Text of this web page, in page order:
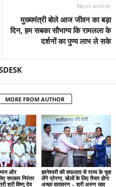
Next article
मुख्यमंत्री बोले आज जीवन का बड़ा
दिन, हम सबका सौभाग्य कि रामलला के
दर्शनों का पुण्य लाभ ले सके
MORE FROM AUTHOR
और
सरकार निरंतर
श्री विष्णु देव
ज्ञानेश्वरी की सफलता से राज्य के युवा
लेंगे प्रेरणा, खेलों के लिए तैयार होगा
अच्छा वातावरण – श्री अरुण साव